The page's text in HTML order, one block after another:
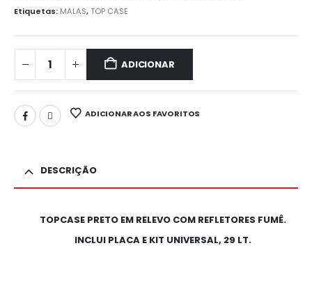
Etiquetas: MALAS,TOP CASE
ADICIONAR
ADICIONAR AOS FAVORITOS
DESCRIÇÃO
TOPCASE PRETO EM RELEVO COM REFLETORES FUMÊ.
INCLUI PLACA E KIT UNIVERSAL, 29 LT.